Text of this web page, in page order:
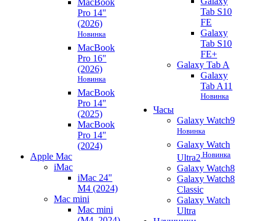
MacBook
Pro 14"
(2026)
Новинка
MacBook
Pro 16"
(2026)
Новинка
MacBook
Pro 14"
(2025)
MacBook
Pro 14"
(2024)
Apple Mac
iMac
iMac 24"
M4 (2024)
Mac mini
Mac mini
Tab S10
FE
Galaxy
Tab S10
FE+
Galaxy Tab A
Galaxy
Tab A11
Новинка
Часы
Galaxy Watch9
Новинка
Galaxy Watch
Ultra2 Новинка
Galaxy Watch8
Galaxy Watch8
Classic
Galaxy Watch
Ultra